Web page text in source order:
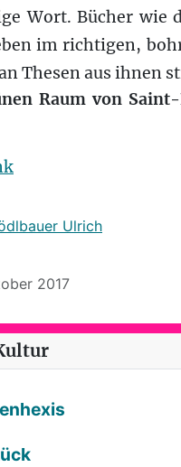
Wort. Bücher wie
im richtigen,
Thesen aus ihnen
Raum von
Ulrich
2017